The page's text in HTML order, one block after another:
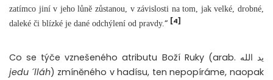
zatímco jiní v jeho lůně zůstanou, v závislosti na tom, jak velké, drobné,
daleké či blízké je dané odchýlení od pravdy.“ [4]
Co se týče vznešeného atributu Boží Ruky (arab. يد الله
jedu ´lláh) zmíněného v hadísu, ten nepopíráme, naopak